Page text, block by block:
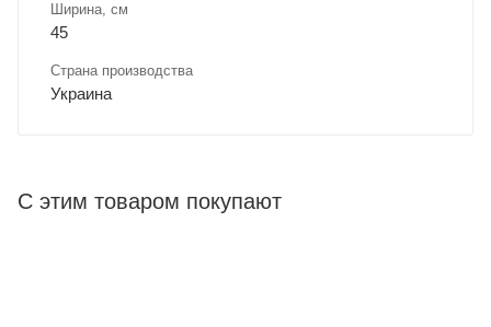
Ширина, cм
45
Страна производства
Украина
С этим товаром покупают